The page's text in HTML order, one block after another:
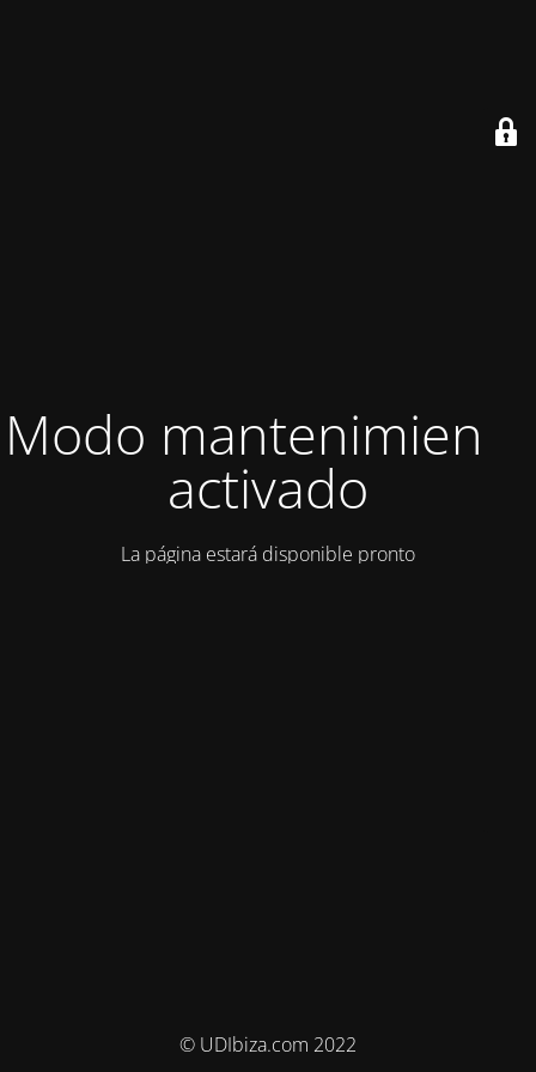
Modo mantenimiento
activado
La página estará disponible pronto
© UDIbiza.com 2022